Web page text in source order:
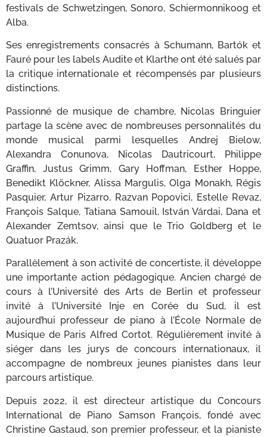
festivals de Schwetzingen, Sonoro, Schiermonnikoog et
Alba.
Ses enregistrements consacrés à Schumann, Bartók et
Fauré pour les labels Audite et Klarthe ont été salués par
la critique internationale et récompensés par plusieurs
distinctions.
Passionné de musique de chambre, Nicolas Bringuier
partage la scène avec de nombreuses personnalités du
monde musical parmi lesquelles Andrej Bielow,
Alexandra Conunova, Nicolas Dautricourt, Philippe
Graffin, Justus Grimm, Gary Hoffman, Esther Hoppe,
Benedikt Klöckner, Alissa Margulis, Olga Monakh, Régis
Pasquier, Artur Pizarro, Razvan Popovici, Estelle Revaz,
François Salque, Tatiana Samouil, István Várdai, Dana et
Alexander Zemtsov, ainsi que le Trio Goldberg et le
Quatuor Prazák.
Parallèlement à son activité de concertiste, il développe
une importante action pédagogique. Ancien chargé de
cours à l’Université des Arts de Berlin et professeur
invité à l’Université Inje en Corée du Sud, il est
aujourd’hui professeur de piano à l’École Normale de
Musique de Paris Alfred Cortot. Régulièrement invité à
siéger dans les jurys de concours internationaux, il
accompagne de nombreux jeunes pianistes dans leur
parcours artistique.
Depuis 2022, il est directeur artistique du Concours
International de Piano Samson François, fondé avec
Christine Gastaud, son premier professeur, et la pianiste